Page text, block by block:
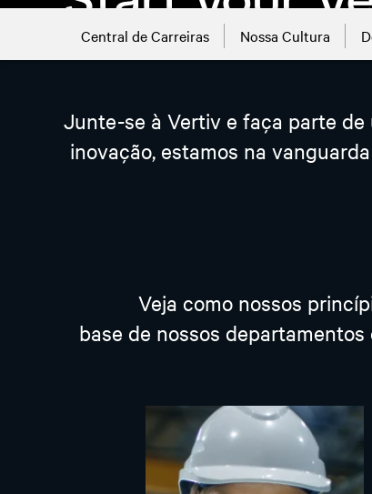
Central de Carreiras Nossa Cultura
Junte-se à Vertiv e faça parte de
inovação, estamos na
Veja como nossos
base de nossos